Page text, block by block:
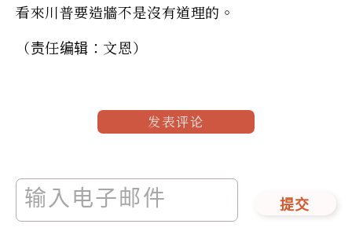
看來川普要造牆不是沒有道理的。
（责任编辑：文恩）
发表评论
提交